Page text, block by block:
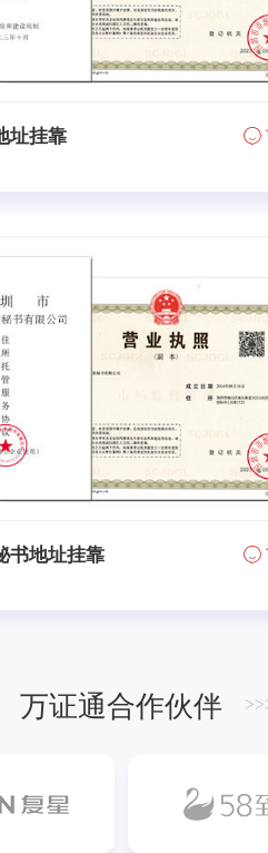
址挂靠
书地址挂靠
万证通合作伙伴